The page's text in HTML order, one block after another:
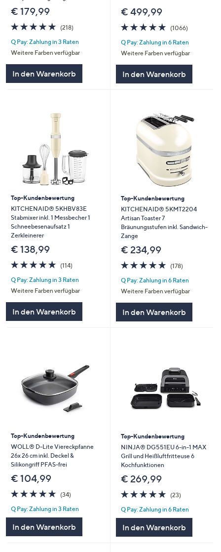
€ 179,99
4.8
von
5
(218)218
Q Pay: Zahlung in 3 Raten
Weitere Farben verfügbar
In den Warenkorb
€ 499,99
4.8
von
5
(1066)1066
Q Pay: Zahlung in 6 Raten
Weitere Farben verfügbar
In den Warenkorb
Top-Kundenbewertung
KITCHENAID® 5KHBV83E
Stabmixer inkl. 1 Messbecher 1
Schneebesenaufsatz 1
Zerkleinerer
€ 138,99
4.8
von
5
(114)114
Q Pay: Zahlung in 3 Raten
Weitere Farben verfügbar
In den Warenkorb
Top-Kundenbewertung
KITCHENAID® 5KMT2204
Artisan Toaster 7
Bräunungsstufen inkl. Sandwich-
Zange
€ 234,99
4.7
von
5
(178)178
Q Pay: Zahlung in 6 Raten
Weitere Farben verfügbar
In den Warenkorb
Top-Kundenbewertung
WOLL® D-Lite Viereckpfanne
26x 26 cm inkl. Deckel &
Silikongriff PFAS-frei
€ 104,99
4.7
von
5
(34)34
Q Pay: Zahlung in 3 Raten
In den Warenkorb
Top-Kundenbewertung
NINJA® DG551EU 6-in-1 MAX
Grill und Heißluftfritteuse 6
Kochfunktionen
€ 269,99
4.7
von
5
(23)23
Q Pay: Zahlung in 6 Raten
In den Warenkorb